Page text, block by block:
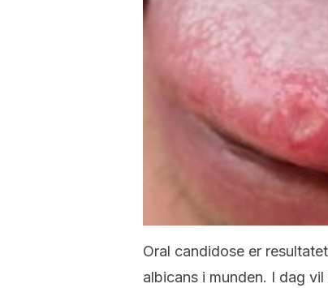
Oral candidose er
albicans i munden. I dag